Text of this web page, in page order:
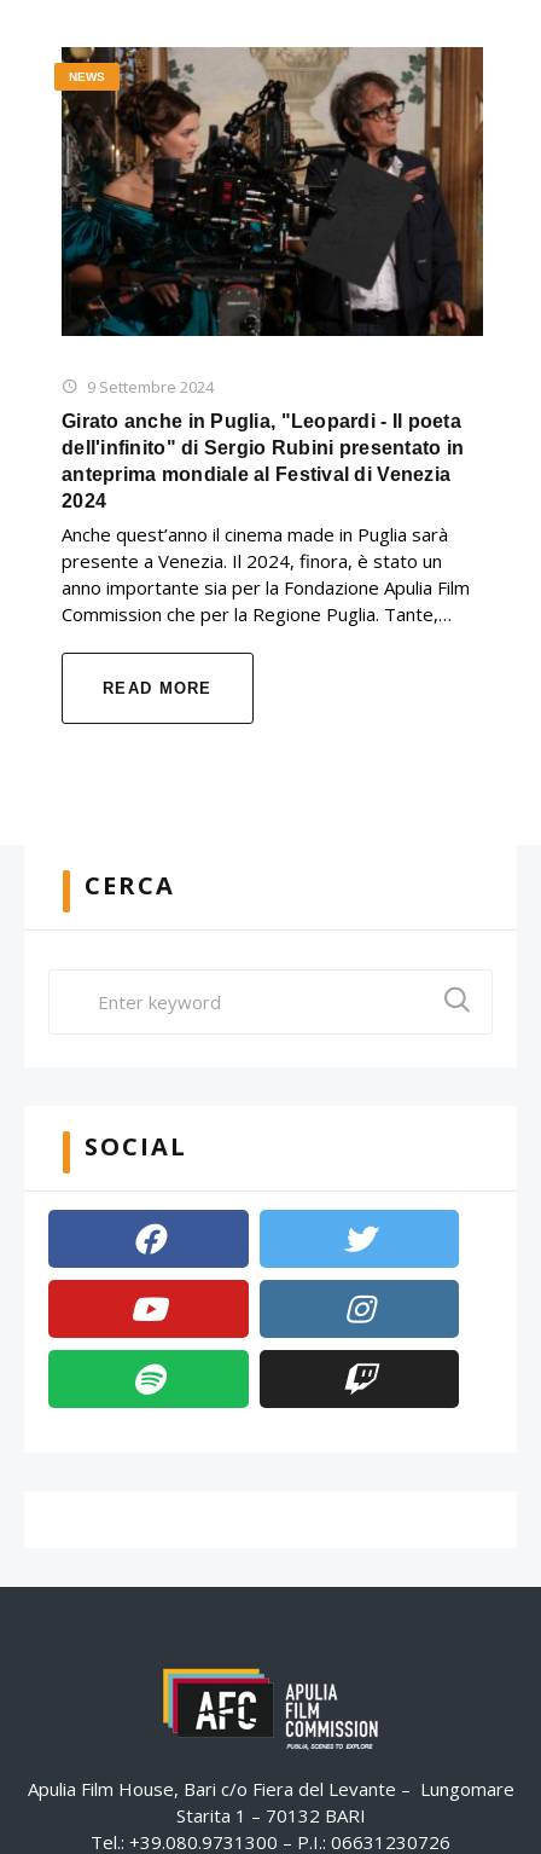
9 Settembre 2024
NEWS
Girato anche in Puglia, "Leopardi - Il poeta
dell'infinito" di Sergio Rubini presentato in
anteprima mondiale al Festival di Venezia
2024
Anche quest’anno il cinema made in Puglia sarà
presente a Venezia. Il 2024, finora, è stato un
anno importante sia per la Fondazione Apulia Film
Commission che per la Regione Puglia. Tante,…
READ MORE
CERCA
SOCIAL
Apulia Film House, Bari c/o Fiera del Levante – Lungomare
Starita 1 – 70132 BARI
Tel.: +39.080.9731300 – P.I.: 06631230726